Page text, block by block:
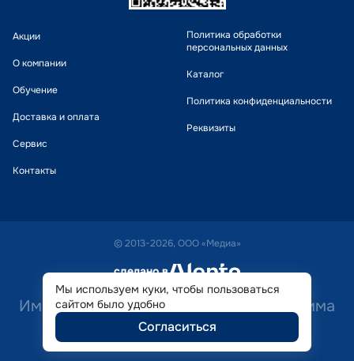
Акции
О компании
Обучение
Доставка и оплата
Сервис
Контакты
Политика обработки
персональных данных
Каталог
Политика конфиденциальности
Реквизиты
© 2013-2026, ООО «Медиа»
сделано в alente
Имеются противопоказания. Необходима
консультация специалиста.
Мы используем куки, чтобы пользоваться
сайтом было удобно
Согласиться